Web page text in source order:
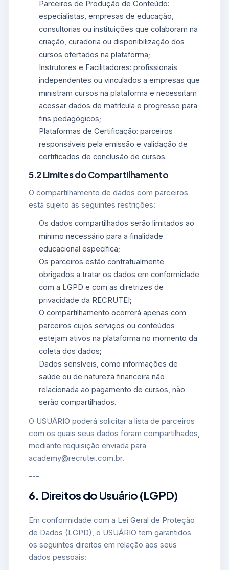
Parceiros de Produção de Conteúdo:
especialistas, empresas de educação,
consultorias ou instituições que colaboram na
criação, curadoria ou disponibilização dos
cursos ofertados na plataforma;
Instrutores e Facilitadores: profissionais
independentes ou vinculados a empresas que
ministram cursos na plataforma e necessitam
acessar dados de matrícula e progresso para
fins pedagógicos;
Plataformas de Certificação: parceiros
responsáveis pela emissão e validação de
certificados de conclusão de cursos.
5.2 Limites do Compartilhamento
O compartilhamento de dados com parceiros
está sujeito às seguintes restrições:
Os dados compartilhados serão limitados ao
mínimo necessário para a finalidade
educacional específica;
Os parceiros estão contratualmente
obrigados a tratar os dados em conformidade
com a LGPD e com as diretrizes de
privacidade da RECRUTEI;
O compartilhamento ocorrerá apenas com
parceiros cujos serviços ou conteúdos
estejam ativos na plataforma no momento da
coleta dos dados;
Dados sensíveis, como informações de
saúde ou de natureza financeira não
relacionada ao pagamento de cursos, não
serão compartilhados.
O USUÁRIO poderá solicitar a lista de parceiros
com os quais seus dados foram compartilhados,
mediante requisição enviada para
academy@recrutei.com.br.
---
6. Direitos do Usuário (LGPD)
Em conformidade com a Lei Geral de Proteção
de Dados (LGPD), o USUÁRIO tem garantidos
os seguintes direitos em relação aos seus
dados pessoais: